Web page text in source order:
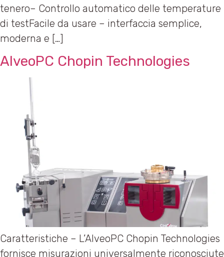
tenero– Controllo automatico delle temperature
di testFacile da usare – interfaccia semplice,
moderna e […]
AlveoPC Chopin Technologies
Caratteristiche – L’AlveoPC Chopin Technologies
fornisce misurazioni universalmente riconosciute